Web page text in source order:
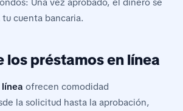
cuenta bancaria.
los préstamos en línea
ofrecen comodidad
la solicitud hasta la aprobación,